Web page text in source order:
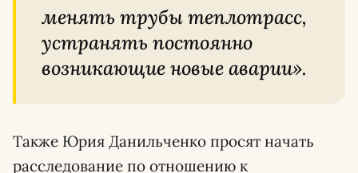
менять трубы теплотрасс,
устранять постоянно
возникающие новые аварии».
Также Юрия Данильченко просят начать
расследование по отношению к